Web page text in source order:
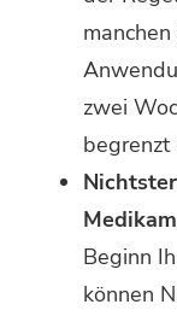
zwei
begrenzt
Beginn
können